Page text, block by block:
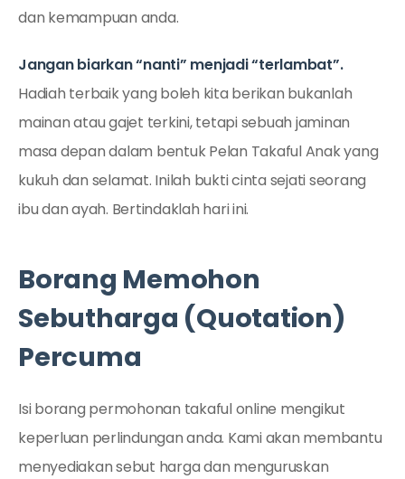
dan kemampuan anda.
Jangan biarkan “nanti” menjadi “terlambat”.
Hadiah terbaik yang boleh kita berikan bukanlah
mainan atau gajet terkini, tetapi sebuah jaminan
masa depan dalam bentuk Pelan Takaful Anak yang
kukuh dan selamat. Inilah bukti cinta sejati seorang
ibu dan ayah. Bertindaklah hari ini.
Borang Memohon
Sebutharga (Quotation)
Percuma
Isi borang permohonan takaful online mengikut
keperluan perlindungan anda. Kami akan membantu
menyediakan sebut harga dan menguruskan